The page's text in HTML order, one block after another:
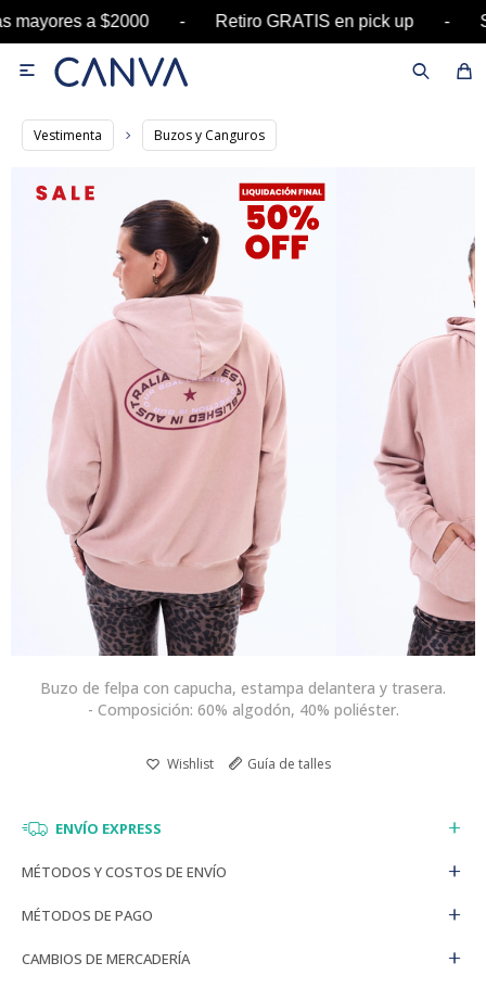
mayores a $2000 - Retiro GRATIS en pick up

Vestimenta Buzos y Canguros
Buzo de felpa con capucha, estampa delantera y trasera.
- Composición: 60% algodón, 40% poliéster.
Guía de talles
ENVÍO EXPRESS
MÉTODOS Y COSTOS DE ENVÍO
MÉTODOS DE PAGO
CAMBIOS DE MERCADERÍA